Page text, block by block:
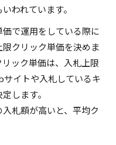
われています。
で運用をしている際に
クリック単価を決めま
ック単価は、入札上限
イトや入札しているキ
します。
札額が高いと、平均ク